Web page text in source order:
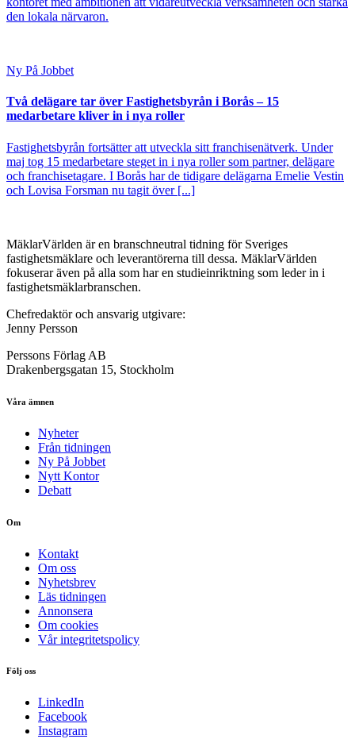
den lokala närvaron.
Ny På Jobbet
Två delägare tar över Fastighetsbyrån i Borås – 15
medarbetare kliver in i nya roller
Fastighetsbyrån fortsätter att utveckla sitt franchisenätverk. Under
maj tog 15 medarbetare steget in i nya roller som partner, delägare
och franchisetagare. I Borås har de tidigare delägarna Emelie Vestin
och Lovisa Forsman nu tagit över [...]
MäklarVärlden är en branschneutral tidning för Sveriges
fastighetsmäklare och leverantörerna till dessa. MäklarVärlden
fokuserar även på alla som har en studieinriktning som leder in i
fastighetsmäklarbranschen.
Chefredaktör och ansvarig utgivare:
Jenny Persson
Perssons Förlag AB
Drakenbergsgatan 15, Stockholm
Våra ämnen
Nyheter
Från tidningen
Ny På Jobbet
Nytt Kontor
Debatt
Om
Kontakt
Om oss
Nyhetsbrev
Läs tidningen
Annonsera
Om cookies
Vår integritetspolicy
Följ oss
LinkedIn
Facebook
Instagram